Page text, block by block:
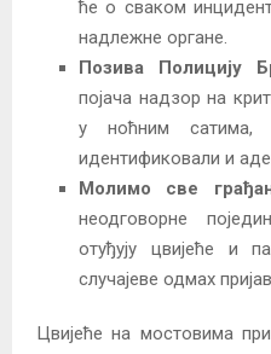
ће о сваком
надлежне органе.
Позива Полицију
појача надзор на
у ноћним сатима,
идентификовали и
Молимо све
неодговорне
отуђују цвијеће и
случајеве одмах
Цвијеће на мостовима